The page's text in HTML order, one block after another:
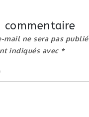
commentaire
mail ne sera pas
indiqués avec *